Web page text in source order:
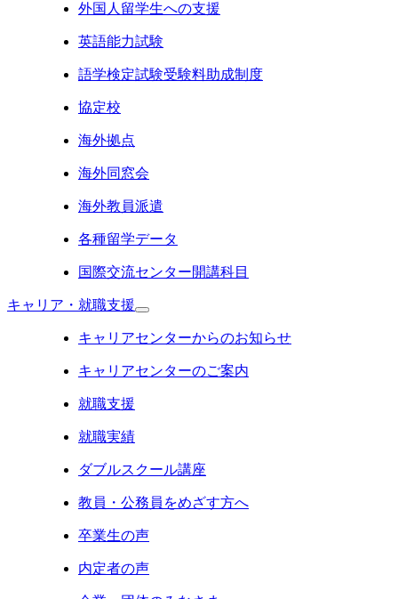
外国人留学生への支援
英語能力試験
語学検定試験受験料助成制度
協定校
海外拠点
海外同窓会
海外教員派遣
各種留学データ
国際交流センター開講科目
キャリア・就職支援
キャリアセンターからのお知らせ
キャリアセンターのご案内
就職支援
就職実績
ダブルスクール講座
教員・公務員をめざす方へ
卒業生の声
内定者の声